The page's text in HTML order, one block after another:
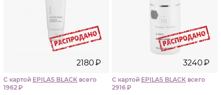
проведении глубокой чистки кожи
Смягчение кожи, что облегчает удаление угрей во
время обработки в салоне
Уменьшение отека и раздражения кожи после
Выравнивание текстуры и цвета кожи
Сокращение частоты и выраженности рецидивов
Оптимальные результаты при использовании
2180₽
С картой EPILAS BLACK всего
1962₽
3240₽
С картой EPILAS BLACK всего
2916₽